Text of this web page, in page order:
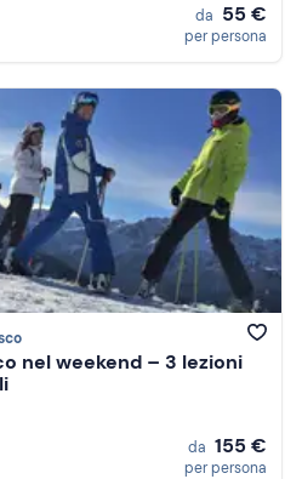
da 55 €
per persona
nel weekend – 3 lezioni
da 155 €
per persona